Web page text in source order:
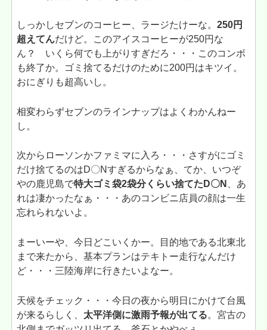
しっかしセブンのコーヒー、ラージたけーな。250円
超えてんだけど。このアイスコーヒーが250円な
ん？ いくら何でも上がりすぎだろ・・・このコンボ
も終了か。ゴミ捨てるだけのために200円はキツイ。
おにぎりも超高いし。
相変わらずセブンのラインナップはよくわかんねー
し。
次からローソンかファミマに入ろ・・・さすがにゴミ
だけ捨てるのはD〇Nすぎるからなぁ、てか、いつぞ
やの鹿児島で特大ゴミ袋2袋分くらい捨てたD〇N
、あ
れは凄かったなぁ・・・あのコンビニ店員の顔は一生
忘れられないよ。
まーいーや、今日どこいくかー。目的地である北東北
まで来たから、基本プランはテキトー走行なんだけ
ど・・・三陸海岸に行きたいよなー。
天候をチェック・・・今日の夜から明日にかけて台風
が来るらしく、 太平洋側に激雨予報が出てる。宮古の